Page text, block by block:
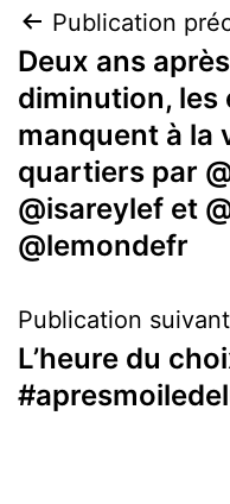
Navigation
de
l’article
Publication
Deux ans
diminution, les
manquent à la
quartiers par
@isareylef et
@lemondefr
Publication
L’heure du